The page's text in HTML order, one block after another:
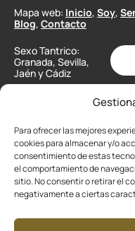
Para ofrecer las mejores
cookies para almacenar y/o
consentimiento de estas
el comportamiento de
sitio. No consentir o retirar el
negativamente a ciertas
Mapa web: Inicio, Soy,
Blog, Contacto
Sexo Tantrico:
Granada, Sevilla,
Jaén y Cádiz
Privacidad
Cookies
Aviso legal
Desarrollado porLa Ola